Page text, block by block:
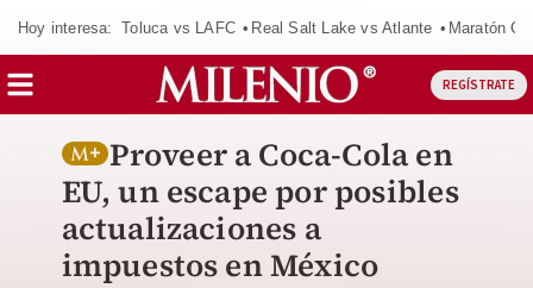
Hoy interesa: Toluca vs LAFC Real Salt Lake vs Atlante Maratón
REGÍSTRATE
Proveer a Coca-Cola en
EU, un escape por posibles
actualizaciones a
impuestos en México